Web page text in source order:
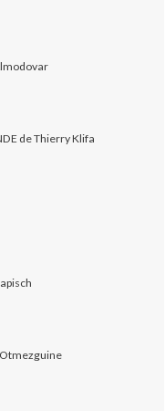
de Thierry Klifa
Otmezguine